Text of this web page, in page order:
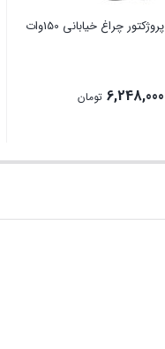
پروژکتور چراغ خیابانی 150وات
6,248,000 تومان